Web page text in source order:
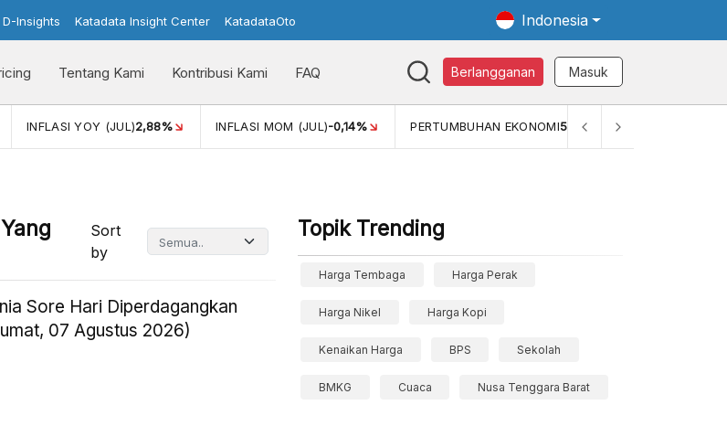
D-Insights Katadata Insight Center KatadataOto Indonesia
Tentang Kami Kontribusi Kami FAQ Berlangganan Masuk
INFLASI YOY (JUL)2,88% INFLASI MOM (JUL)-0,14% PERTUMBUHAN EKONOMI5,11%
Sort
by
Sore Hari Diperdagangkan
07 Agustus 2026)
Topik Trending
Harga Tembaga Harga Perak
Harga Nikel Harga Kopi
Kenaikan Harga BPS Sekolah
BMKG Cuaca Nusa Tenggara Barat